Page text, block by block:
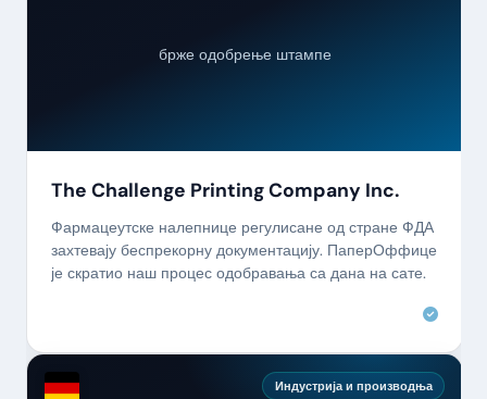
брже одобрење штампе
The Challenge Printing Company Inc.
Фармацеутске налепнице регулисане од стране ФДА
захтевају беспрекорну документацију. ПаперОффице
је скратио наш процес одобравања са дана на сате.
Индустрија и производња